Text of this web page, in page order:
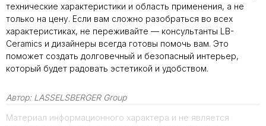
технические характеристики и область применения, а не
только на цену. Если вам сложно разобраться во всех
характеристиках, не переживайте — консультанты LB-
Ceramics и дизайнеры всегда готовы помочь вам. Это
поможет создать долговечный и безопасный интерьер,
который будет радовать эстетикой и удобством.
Автор: LASSELSBERGER Group
Материал информационного характера и не является